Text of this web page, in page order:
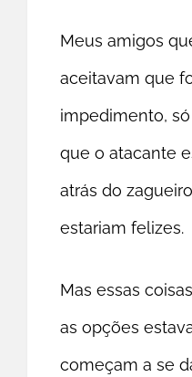
Meus amigos
aceitavam que
impedimento,
que o atacante
atrás do
estariam felizes.
Mas essas
as opções
começam a se